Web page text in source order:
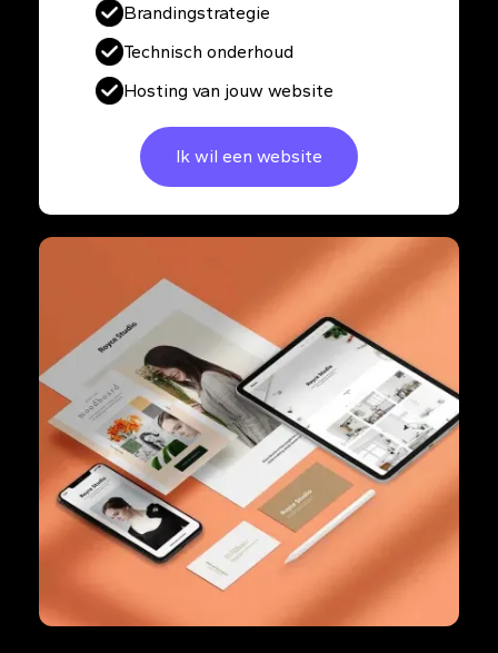
Brandingstrategie
Technisch onderhoud
Hosting van jouw website
Ik wil een website